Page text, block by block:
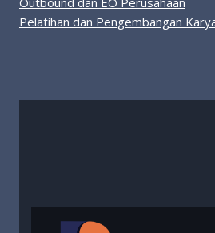
Pelatihan dan Pengembangan